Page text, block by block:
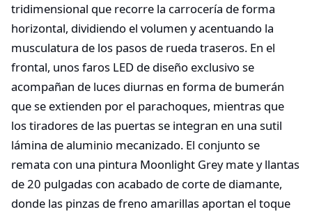
tridimensional que recorre la carrocería de forma
horizontal, dividiendo el volumen y acentuando la
musculatura de los pasos de rueda traseros. En el
frontal, unos faros LED de diseño exclusivo se
acompañan de luces diurnas en forma de bumerán
que se extienden por el parachoques, mientras que
los tiradores de las puertas se integran en una sutil
lámina de aluminio mecanizado. El conjunto se
remata con una pintura Moonlight Grey mate y llantas
de 20 pulgadas con acabado de corte de diamante,
donde las pinzas de freno amarillas aportan el toque